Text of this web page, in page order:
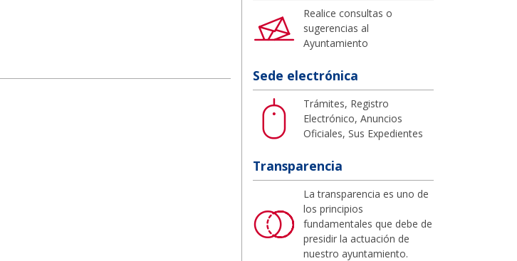
Realice consultas o
sugerencias al
Ayuntamiento
Sede electrónica
Trámites, Registro
Electrónico, Anuncios
Oficiales, Sus Expedientes
Transparencia
La transparencia es uno de
los principios
fundamentales que debe de
presidir la actuación de
nuestro ayuntamiento.